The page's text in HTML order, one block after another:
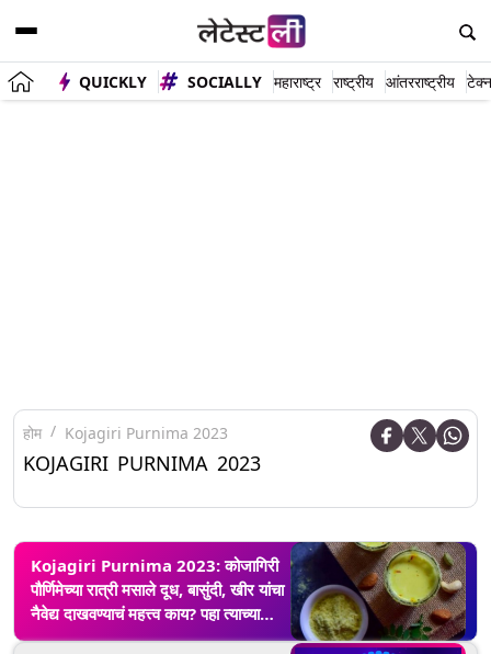
QUICKLY SOCIALLY महाराष्ट्र राष्ट्रीय आंतरराष्ट्रीय
होम Kojagiri Purnima 2023
KOJAGIRI PURNIMA 2023
Kojagiri Purnima 2023: कोजागिरी
पौर्णिमेच्या रात्री मसाले दूध, बासुंदी, खीर यांचा
नैवेद्य दाखवण्याचं महत्त्व काय? पहा त्याच्या
झटपट रेसिपीज (Watch Video)